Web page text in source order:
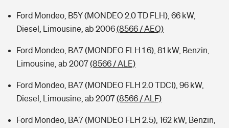
Ford Mondeo, B5Y (MONDEO 2.0 TD FLH), 66 kW,
Diesel, Limousine, ab 2006(8566 / AEQ)
Ford Mondeo, BA7 (MONDEO FLH 1.6), 81 kW, Benzin,
Limousine, ab 2007(8566 / ALE)
Ford Mondeo, BA7 (MONDEO FLH 2.0 TDCI), 96 kW,
Diesel, Limousine, ab 2007(8566 / ALF)
Ford Mondeo, BA7 (MONDEO FLH 2.5), 162 kW, Benzin,